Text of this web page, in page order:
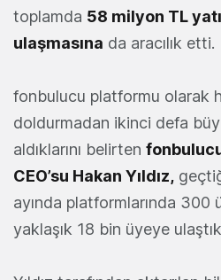
toplamda 58 milyon TL
ulaşmasına da aracılık etti.
fonbulucu platformu olarak
doldurmadan ikinci defa
aldıklarını belirten
CEO’su Hakan Yıldız,
ayında platformlarında 300
yaklaşık 18 bin üyeye